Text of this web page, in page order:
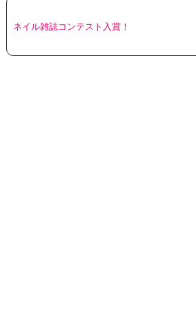
ネイル雑誌コンテスト入賞！